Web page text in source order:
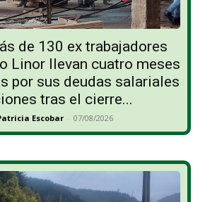
de 130 ex trabajadores
Linor llevan cuatro meses
por sus deudas salariales
tras el cierre...
Escobar - 07/08/2026